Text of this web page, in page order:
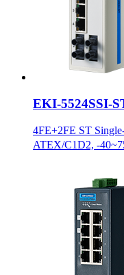
EKI-5524SSI-
4FE+2FE ST
ATEX/C1D2, -